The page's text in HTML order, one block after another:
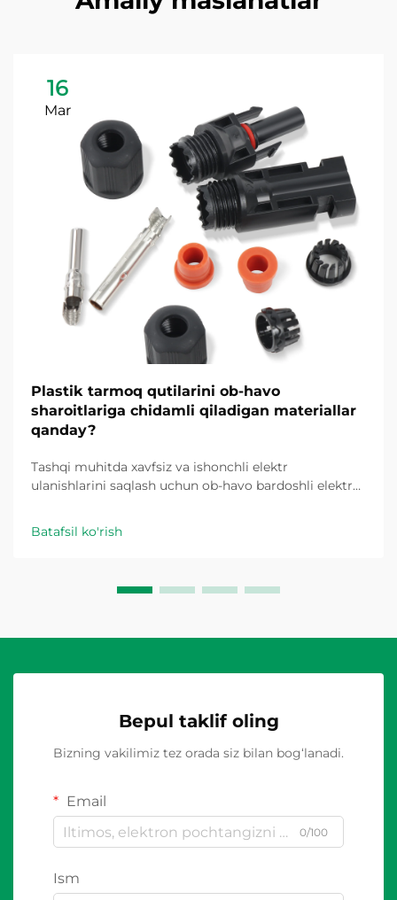
16
Mar
Plastik tarmoq qutilarini ob-havo
sharoitlariga chidamli qiladigan materiallar
qanday?
Tashqi muhitda xavfsiz va ishonchli elektr
ulanishlarini saqlash uchun ob-havo bardoshli elektr
uchun mo'ljallangan plastik ulanish qutisi haroratning
ekstremal chegaralariga, namlikning kirib borishiga,
Batafsil ko'rish
Bepul taklif oling
Bizning vakilimiz tez orada siz bilan bog‘lanadi.
Email
0/100
Ism